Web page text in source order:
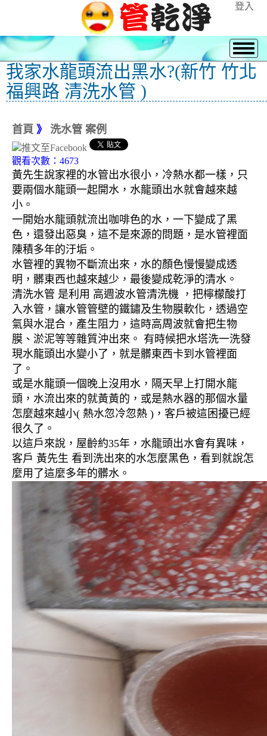
登入
我家水龍頭流出黑水?(新竹 竹北
福興路 清洗水管 )
首頁 》 洗水管 案例
觀看次數：4673
黃先生說家裡的水管出水很小，冷熱水都一樣，只
要兩個水龍頭一起開水，水龍頭出水就會越來越
小。
一開始水龍頭就流出咖啡色的水，一下變成了黑
色，還發出惡臭，這不是來源的問題，是水管裡面
陳積多年的汙垢。
水管裡的異物不斷流出來，水的顏色慢慢變成透
明，髒東西也越來越少，最後變成乾淨的清水。
清洗水管 是利用 高週波水管清洗機 ，把檸檬酸打
入水管，讓水管管壁的鐵鏽及生物膜軟化，透過空
氣與水混合，產生阻力，這時高周波就會把生物
膜、淤泥等等雜質沖出來。 有時候把水塔洗一洗發
現水龍頭出水變小了，就是髒東西卡到水管裡面
了。
或是水龍頭一個晚上沒用水，隔天早上打開水龍
頭，水流出來的就黃黃的，或是熱水器的那個水量
怎麼越來越小( 熱水忽冷忽熱 )，客戶被這困擾已經
很久了。
以這戶來說，屋齡約35年，水龍頭出水會有異味，
客戶 黃先生 看到洗出來的水怎麼黑色，看到就說怎
麼用了這麼多年的髒水。